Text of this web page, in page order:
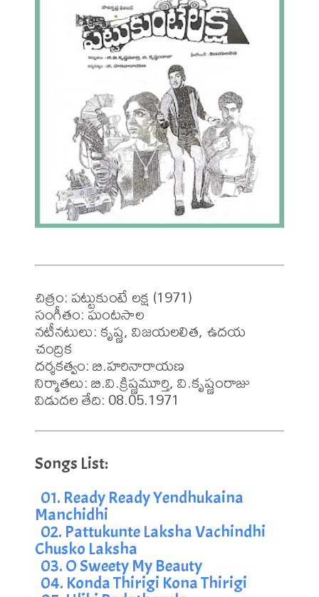
చిత్రం: పట్టుకుంటే లక్ష (1971)
సంగీతం: ఘంటసాల
నటీనటులు: కృష్ణ, విజయలలిత, ఉదయ
చంద్రిక
దర్శకత్వం: బి.హరినారాయణ
నిర్మాతలు: బి.వి.క్రిష్ణమూర్తి, వి.కృష్ణంరాజు
విడుదల తేది: 08.05.1971
01. Ready Ready Yendhukaina
Manchidhi
02. Pattukunte Laksha Vachindhi
Chusko Laksha
03. O Sweety My Beauty
04. Konda Thirigi Kona Thirigi